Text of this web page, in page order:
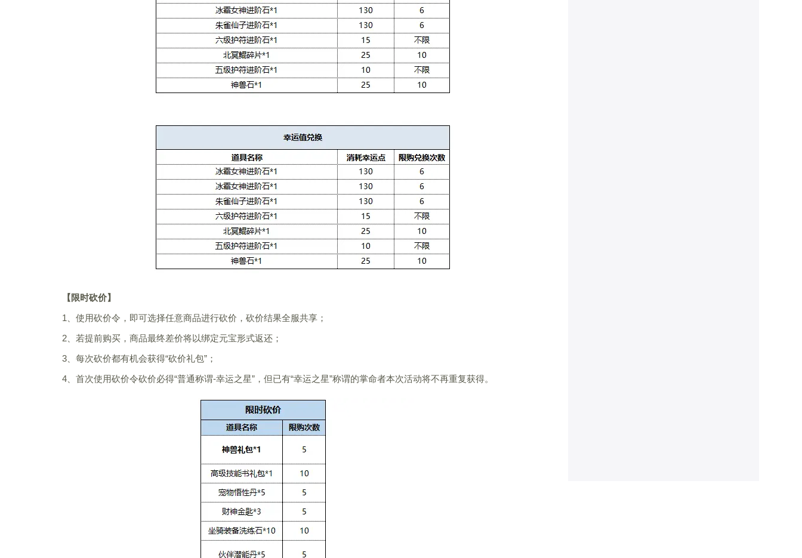
【限时砍价】
1、使用砍价令，即可选择任意商品进行砍价，砍价结果全服共享；
2、若提前购买，商品最终差价将以绑定元宝形式返还；
3、每次砍价都有机会获得“砍价礼包”；
4、首次使用砍价令砍价必得“普通称谓-幸运之星”，但已有“幸运之星”称谓的掌命者本次活动将不再重复获得。